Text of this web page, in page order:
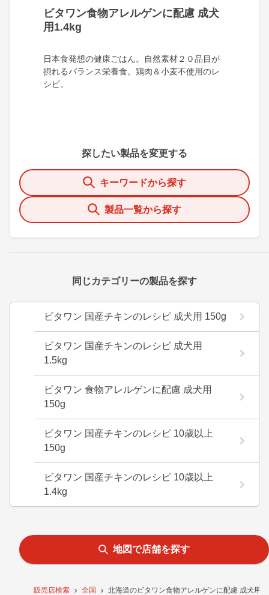
販売店検索 全国 北海道のビタワン食物アレルゲンに配慮 成犬用
ビタワン食物アレルゲンに配慮 成犬
用1.4kg
日本食発想の健康ごはん。自然素材２０品目が
摂れるバランス栄養食。鶏肉＆小麦不使用のレ
シピ。
探したい製品を変更する
キーワードから探す
製品一覧から探す
同じカテゴリーの製品を探す
ビタワン 国産チキンのレシピ 成犬用 150g
ビタワン 国産チキンのレシピ 成犬用
1.5kg
ビタワン 食物アレルゲンに配慮 成犬用
150g
ビタワン 国産チキンのレシピ 10歳以上
150g
ビタワン 国産チキンのレシピ 10歳以上
1.4kg
地図で店舗を探す